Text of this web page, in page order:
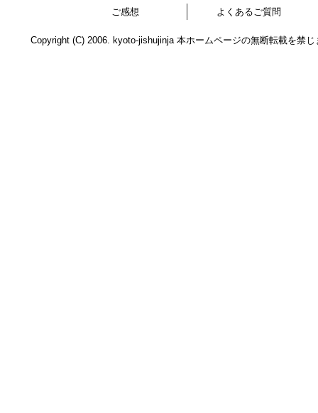
ご感想 よくあるご質問
Copyright (C) 2006. kyoto-jishujinja 本ホームページの無断転載を禁じ